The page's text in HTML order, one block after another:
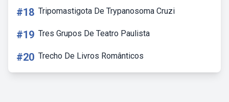
#18 Tripomastigota De Trypanosoma Cruzi
#19 Tres Grupos De Teatro Paulista
#20 Trecho De Livros Românticos